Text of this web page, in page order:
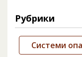
Рубрики
Системи